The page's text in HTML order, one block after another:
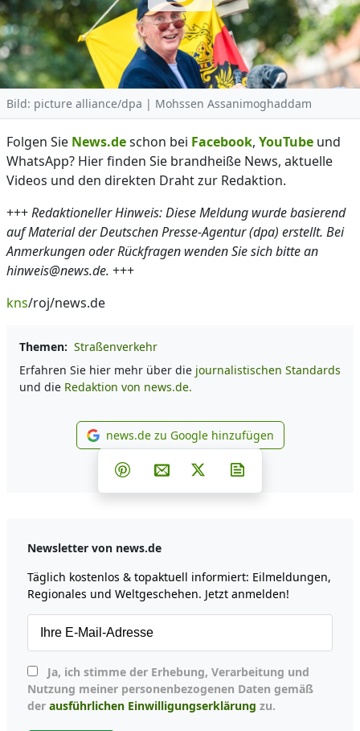
Bild: picture alliance/dpa | Mohssen Assanimoghaddam
Folgen Sie News.deschon bei Facebook, YouTube und
WhatsApp? Hier finden Sie brandheiße News, aktuelle
Videos und den direkten Draht zur Redaktion.
+++Redaktioneller Hinweis: Diese Meldung wurde basierend
auf Material der Deutschen Presse-Agentur (dpa) erstellt. Bei
Anmerkungen oder Rückfragen wenden Sie sich bitte an
hinweis@news.de. +++
kns/roj/news.de
Themen: Straßenverkehr
Erfahren Sie hier mehr über die journalistischen Standards
und die Redaktion von news.de.
news.de zu Google
news.de zu Google hinzufügen
Teilen auf Facebook
Teilen auf Whatsapp
Teilen auf Telegram
Teilen auf Pinterest
Per E-Mail teilen
Post auf X
Newsletter von news.de
Täglich kostenlos & topaktuell informiert: Eilmeldungen,
Regionales und Weltgeschehen. Jetzt anmelden!
Nutzung meiner personenbezogenen Daten gemäß
der ausführlichen Einwilligungserklärung zu.